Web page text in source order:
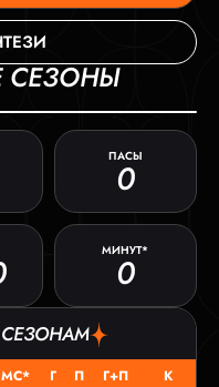
СЕЗОНЫ
ПАСЫ
0
МИНУТ*
0
СЕЗОНАМ
МС* Г П Г+П
К